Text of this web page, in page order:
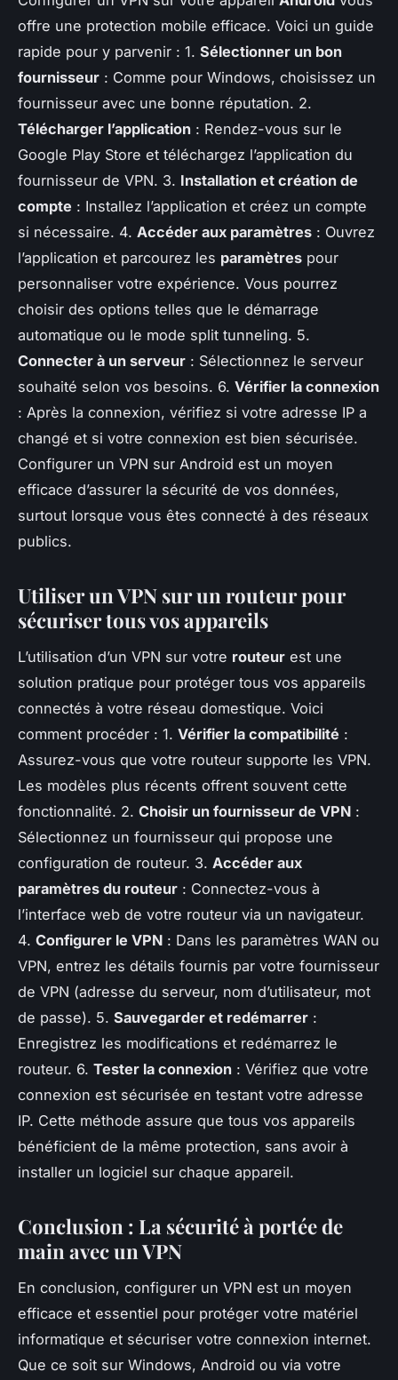
offre une protection mobile efficace. Voici un guide
rapide pour y parvenir : 1. Sélectionner un bon
fournisseur : Comme pour Windows, choisissez un
fournisseur avec une bonne réputation. 2.
Télécharger l’application : Rendez-vous sur le
Google Play Store et téléchargez l’application du
fournisseur de VPN. 3. Installation et création de
compte : Installez l’application et créez un compte
si nécessaire. 4. Accéder aux paramètres : Ouvrez
l’application et parcourez les paramètres pour
personnaliser votre expérience. Vous pourrez
choisir des options telles que le démarrage
automatique ou le mode split tunneling. 5.
Connecter à un serveur : Sélectionnez le serveur
souhaité selon vos besoins. 6. Vérifier la connexion
: Après la connexion, vérifiez si votre adresse IP a
changé et si votre connexion est bien sécurisée.
Configurer un VPN sur Android est un moyen
efficace d’assurer la sécurité de vos données,
surtout lorsque vous êtes connecté à des réseaux
publics.
Utiliser un VPN sur un routeur pour
sécuriser tous vos appareils
L’utilisation d’un VPN sur votre routeur est une
solution pratique pour protéger tous vos appareils
connectés à votre réseau domestique. Voici
comment procéder : 1. Vérifier la compatibilité :
Assurez-vous que votre routeur supporte les VPN.
Les modèles plus récents offrent souvent cette
fonctionnalité. 2. Choisir un fournisseur de VPN :
Sélectionnez un fournisseur qui propose une
configuration de routeur. 3. Accéder aux
paramètres du routeur : Connectez-vous à
l’interface web de votre routeur via un navigateur.
4. Configurer le VPN : Dans les paramètres WAN ou
VPN, entrez les détails fournis par votre fournisseur
de VPN (adresse du serveur, nom d’utilisateur, mot
de passe). 5. Sauvegarder et redémarrer :
Enregistrez les modifications et redémarrez le
routeur. 6. Tester la connexion : Vérifiez que votre
connexion est sécurisée en testant votre adresse
IP. Cette méthode assure que tous vos appareils
bénéficient de la même protection, sans avoir à
installer un logiciel sur chaque appareil.
Conclusion : La sécurité à portée de
main avec un VPN
En conclusion, configurer un VPN est un moyen
efficace et essentiel pour protéger votre matériel
informatique et sécuriser votre connexion internet.
Que ce soit sur Windows, Android ou via votre